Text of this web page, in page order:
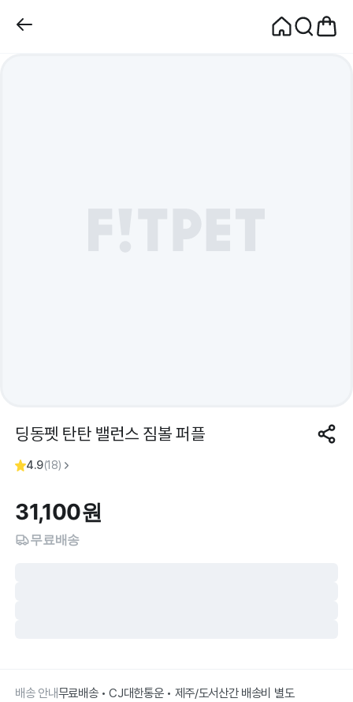
딩동펫 탄탄 밸런스 짐볼 퍼플
4.9(18)
31,100원
무료배송
배송 안내무료배송 • CJ대한통운 • 제주/도서산간 배송비 별도